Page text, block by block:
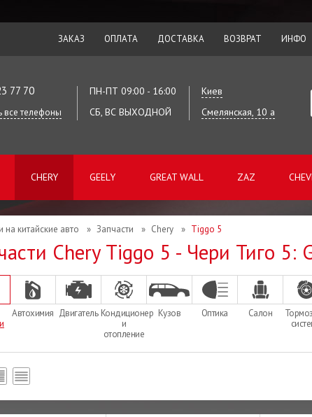
ЗАКАЗ ОПЛАТА ДОСТАВКА ВОЗВРАТ ИНФО
77 70
все телефоны
ПН-ПТ 09:00 - 16:00
СБ, ВС ВЫХОДНОЙ
Киев
Смелянская, 10 а
CHERY GEELY GREAT WALL ZAZ
на китайские авто » Запчасти » Chery » Tiggo 5
Chery Tiggo 5 - Чери Тиго 5:
Автохимия Двигатель Кондиционер
и
отопление
Кузов Оптика Салон